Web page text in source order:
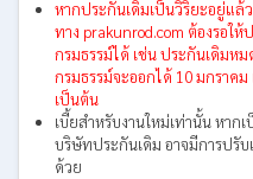
หากประกันเดิมเป็นวิริยะอยู่แล้
ทาง prakunrod.com ต้องรอใ
กรมธรรม์ได้ เช่น ประกันเดิมห
กรมธรรม์จะออกได้ 10 มกราค
เป็นต้น
เบี้ยสำหรับงานใหม่เท่านั้น หาก
บริษัทประกันเดิม อาจมีการปรับ
ด้วย